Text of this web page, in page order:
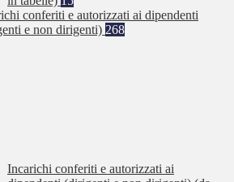
conferiti e autorizzati ai dipendenti
e non dirigenti) 268
Incarichi conferiti e autorizzati ai